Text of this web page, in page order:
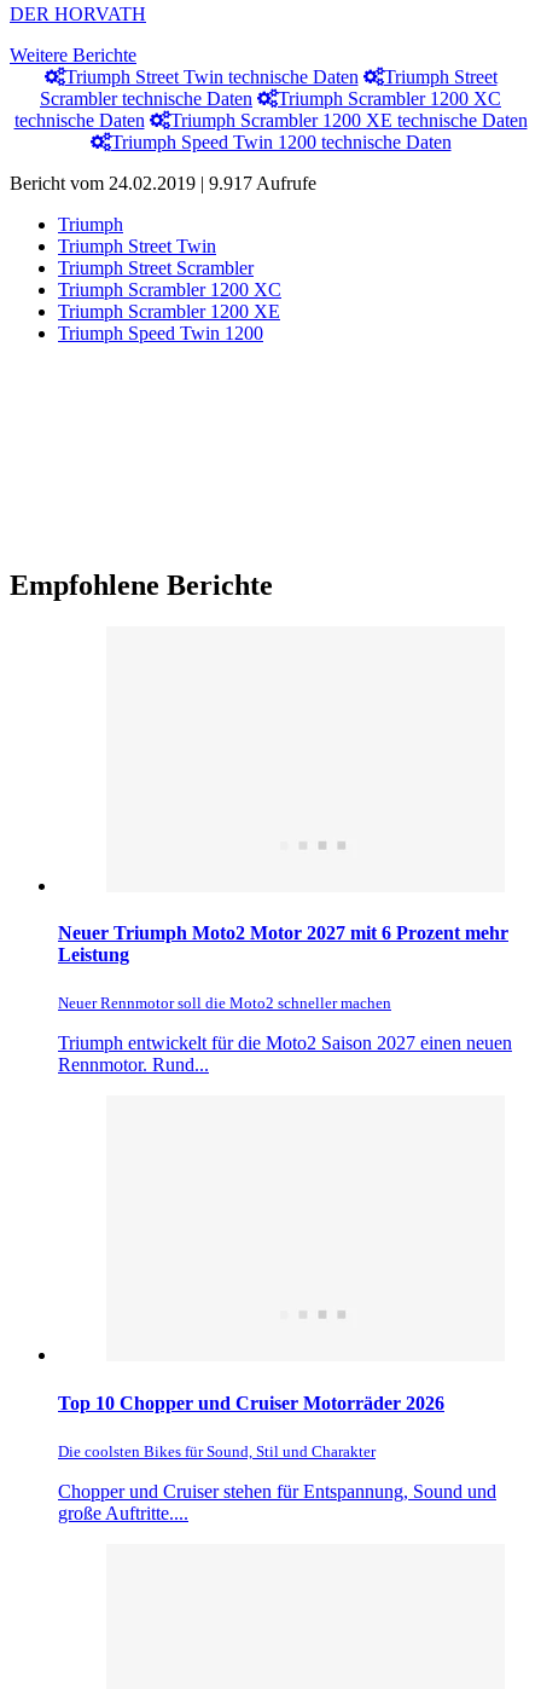
DER HORVATH
Weitere Berichte
Triumph Street Twin technische Daten
Triumph Street
Scrambler technische Daten
Triumph Scrambler 1200 XC
technische Daten
Triumph Scrambler 1200 XE technische Daten
Triumph Speed Twin 1200 technische Daten
Bericht vom 24.02.2019 | 9.917 Aufrufe
Triumph
Triumph Street Twin
Triumph Street Scrambler
Triumph Scrambler 1200 XC
Triumph Scrambler 1200 XE
Triumph Speed Twin 1200
Empfohlene Berichte
Neuer Triumph Moto2 Motor 2027 mit 6 Prozent mehr
Leistung
Neuer Rennmotor soll die Moto2 schneller machen
Triumph entwickelt für die Moto2 Saison 2027 einen neuen
Rennmotor. Rund...
Top 10 Chopper und Cruiser Motorräder 2026
Die coolsten Bikes für Sound, Stil und Charakter
Chopper und Cruiser stehen für Entspannung, Sound und
große Auftritte....